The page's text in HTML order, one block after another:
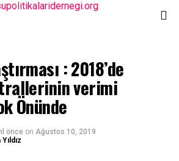
: 2018’de
verimi
Önünde
önce on Ağustos 10, 2019